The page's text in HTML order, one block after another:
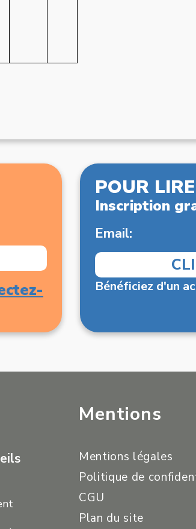
POUR
Inscription
Email:
Bénéficiez d'un
Mentions
Mentions légales
Politique de
CGU
Plan du site